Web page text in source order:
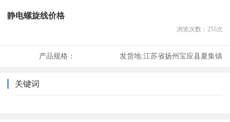
静电螺旋线价格
浏览次数： 255次
产品规格： 发货地:江苏省扬州宝应县夏集镇
关键词